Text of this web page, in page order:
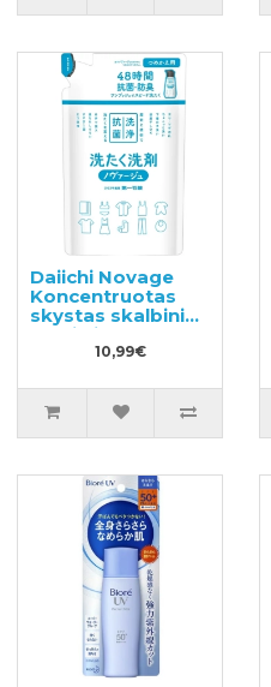
Daiichi Novage
Koncentruotas
skystas skalbinių
ploviklis,
užpildymui 270ml
10,99€